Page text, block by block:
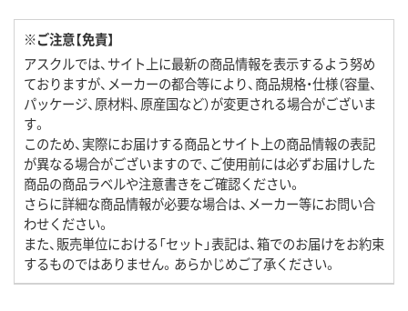
※ご注意【免責】
アスクルでは、サイト上に最新の商品情報を表示するよう努め
ておりますが、メーカーの都合等により、商品規格・仕様（容量、
パッケージ、原材料、原産国など）が変更される場合がございま
す。
このため、実際にお届けする商品とサイト上の商品情報の表記
が異なる場合がございますので、ご使用前には必ずお届けした
商品の商品ラベルや注意書きをご確認ください。
さらに詳細な商品情報が必要な場合は、メーカー等にお問い合
わせください。
また、販売単位における「セット」表記は、箱でのお届けをお約束
するものではありません。あらかじめご了承ください。